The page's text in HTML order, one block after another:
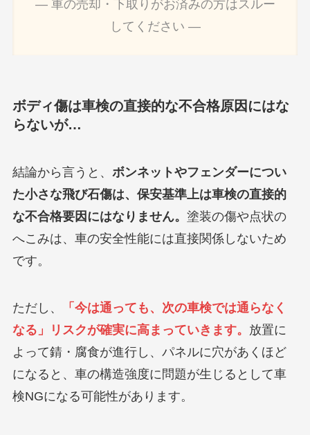
― 車の売却・下取りがお済みの方はスルー
してください ―
ボディ傷は車検の直接的な不合格原因にはな
らないが…
結論から言うと、 ボンネットやフェンダーについ
た小さな飛び石傷は、保安基準上は車検の直接的
な不合格要因にはなりません。 塗装の傷や点状の
へこみは、車の安全性能には直接関係しないため
です。
ただし、
「今は通っても、次の車検では通らなく
なる」リスクが確実に高まっていきます。 放置に
よって錆・腐食が進行し、パネルに穴があくほど
になると、車の構造強度に問題が生じるとして車
検NGになる可能性があります。